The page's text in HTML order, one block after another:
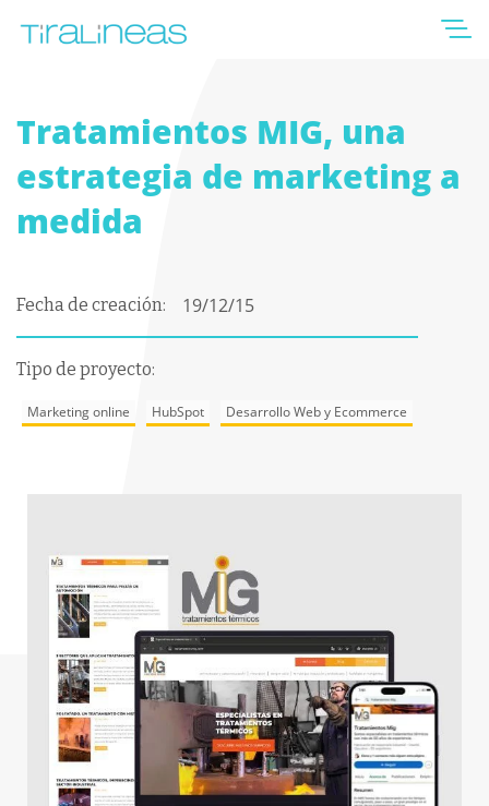
Tratamientos MIG, una
estrategia de marketing a
medida
Fecha de creación: 19/12/15
Tipo de proyecto:
Marketing online HubSpot Desarrollo Web y Ecommerce